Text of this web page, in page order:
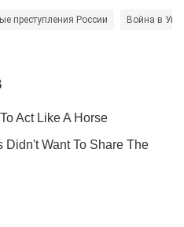
преступления России Война в